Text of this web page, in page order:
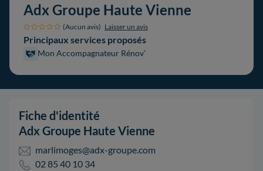
Adx Groupe Haute Vienne
(Aucun avis) Laisser un avis
Principaux services proposés
Mon Accompagnateur Rénov'
Fiche d'identité
Adx Groupe Haute Vienne
marlimoges@adx-groupe.com
02 85 40 10 34